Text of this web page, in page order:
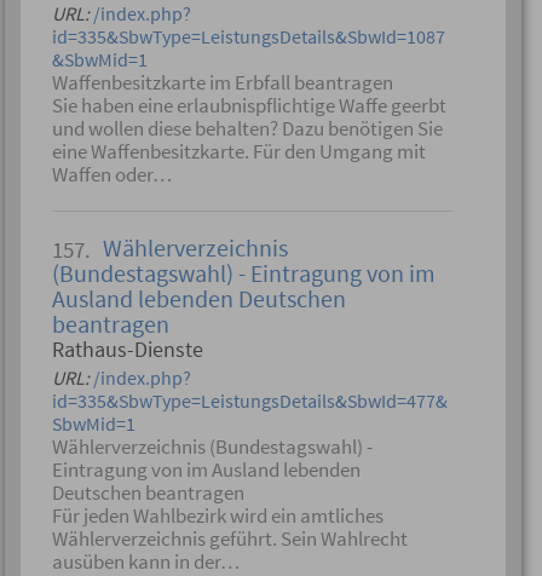
URL: /index.php?
id=335&SbwType=LeistungsDetails&SbwId=1087
&SbwMid=1
Waffenbesitzkarte im Erbfall beantragen
Sie haben eine erlaubnispflichtige Waffe geerbt
und wollen diese behalten? Dazu benötigen Sie
eine Waffenbesitzkarte. Für den Umgang mit
Waffen oder…
157. Wählerverzeichnis
(Bundestagswahl) - Eintragung von im
Ausland lebenden Deutschen
beantragen
Rathaus-Dienste
URL: /index.php?
id=335&SbwType=LeistungsDetails&SbwId=477&
SbwMid=1
Wählerverzeichnis (Bundestagswahl) -
Eintragung von im Ausland lebenden
Deutschen beantragen
Für jeden Wahlbezirk wird ein amtliches
Wählerverzeichnis geführt. Sein Wahlrecht
ausüben kann in der…